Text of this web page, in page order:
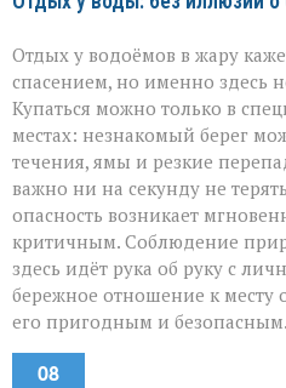
Отдых у водоёмов в жару
спасением, но именно здесь
Купаться можно только в
местах: незнакомый берег
течения, ямы и резкие
важно ни на секунду не
опасность возникает
критичным. Соблюдение
здесь идёт рука об руку с
бережное отношение к месту
его пригодным и безопасным.
08